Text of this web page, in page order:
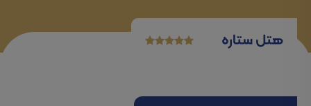
هتل ستاره